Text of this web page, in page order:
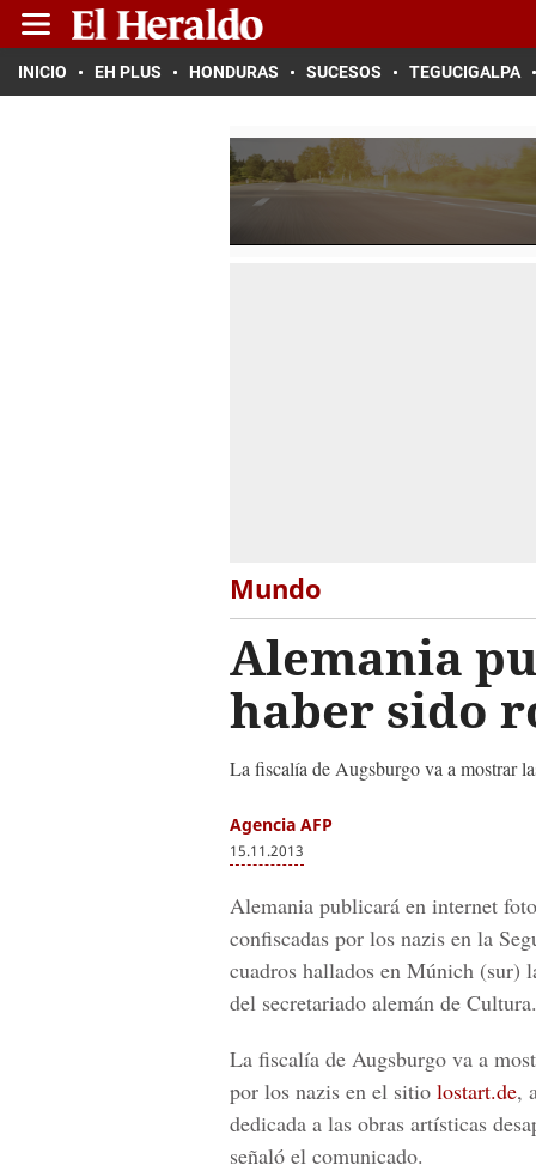
INICIO EH PLUS HONDURAS SUCESOS TEGUCIGALPA
Mundo
Alemania
haber sido
La fiscalía de Augsburgo va a mostrar
Agencia AFP
15.11.2013
Alemania publicará en internet
confiscadas por los nazis en la
cuadros hallados en Múnich (sur)
del secretariado alemán de Cultura.
La fiscalía de Augsburgo va a
por los nazis en el sitio lostart.de,
dedicada a las obras artísticas
señaló el comunicado.